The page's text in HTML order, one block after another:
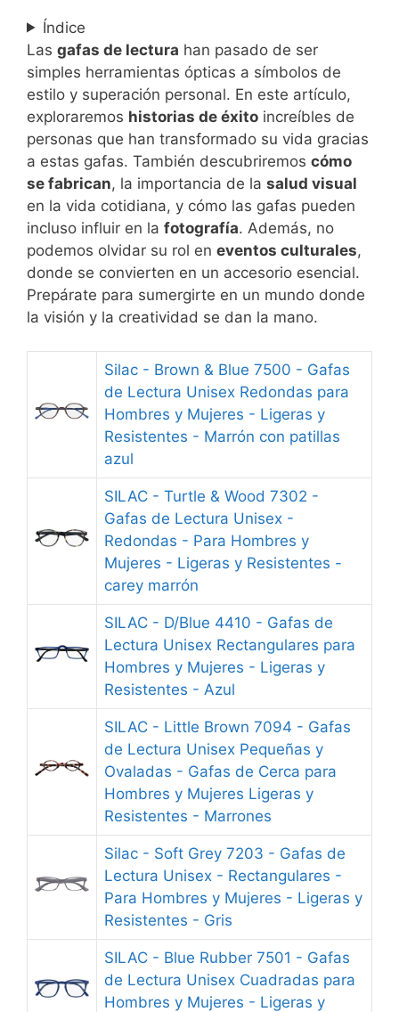
Índice
Las gafas de lectura han pasado de ser
simples herramientas ópticas a símbolos de
estilo y superación personal. En este artículo,
exploraremos historias de éxito increíbles de
personas que han transformado su vida gracias
a estas gafas. También descubriremos cómo
se fabrican, la importancia de la salud visual
en la vida cotidiana, y cómo las gafas pueden
incluso influir en la fotografía. Además, no
podemos olvidar su rol en eventos culturales,
donde se convierten en un accesorio esencial.
Prepárate para sumergirte en un mundo donde
la visión y la creatividad se dan la mano.
Silac - Brown & Blue 7500 - Gafas
de Lectura Unisex Redondas para
Hombres y Mujeres - Ligeras y
Resistentes - Marrón con patillas
azul
SILAC - Turtle & Wood 7302 -
Gafas de Lectura Unisex -
Redondas - Para Hombres y
Mujeres - Ligeras y Resistentes -
carey marrón
SILAC - D/Blue 4410 - Gafas de
Lectura Unisex Rectangulares para
Hombres y Mujeres - Ligeras y
Resistentes - Azul
SILAC - Little Brown 7094 - Gafas
de Lectura Unisex Pequeñas y
Ovaladas - Gafas de Cerca para
Hombres y Mujeres Ligeras y
Resistentes - Marrones
Silac - Soft Grey 7203 - Gafas de
Lectura Unisex - Rectangulares -
Para Hombres y Mujeres - Ligeras y
Resistentes - Gris
SILAC - Blue Rubber 7501 - Gafas
de Lectura Unisex Cuadradas para
Hombres y Mujeres - Ligeras y